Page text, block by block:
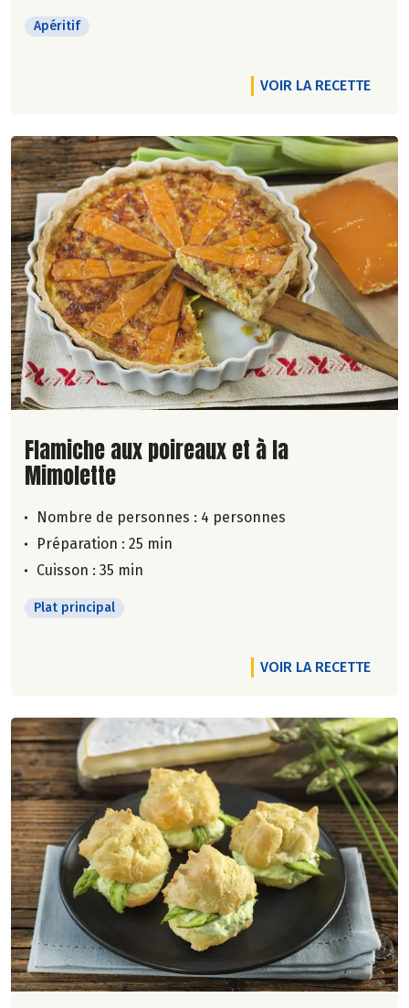
Apéritif
VOIR LA RECETTE
Lire la suite de la recette
Flamiche aux poireaux et à la
Mimolette
Nombre de personnes : 4 personnes
Préparation : 25 min
Cuisson : 35 min
Plat principal
VOIR LA RECETTE